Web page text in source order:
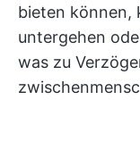
bieten können,
untergehen
was zu